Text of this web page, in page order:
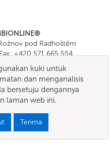
pod Radhoštěm
+420 571 665 554
SYARAT
kuki untuk
dan menganalisis
bersetuju dengannya
laman web ini.
Terima